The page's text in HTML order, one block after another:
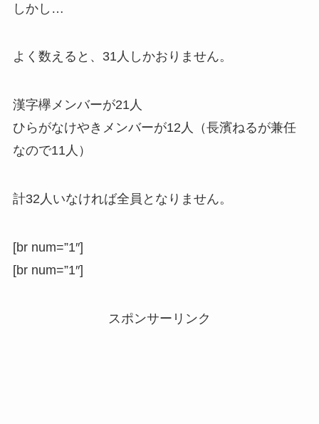
しかし…
よく数えると、31人しかおりません。
漢字欅メンバーが21人
ひらがなけやきメンバーが12人（長濱ねるが兼任
なので11人）
計32人いなければ全員となりません。
[br num=”1″]
[br num=”1″]
スポンサーリンク